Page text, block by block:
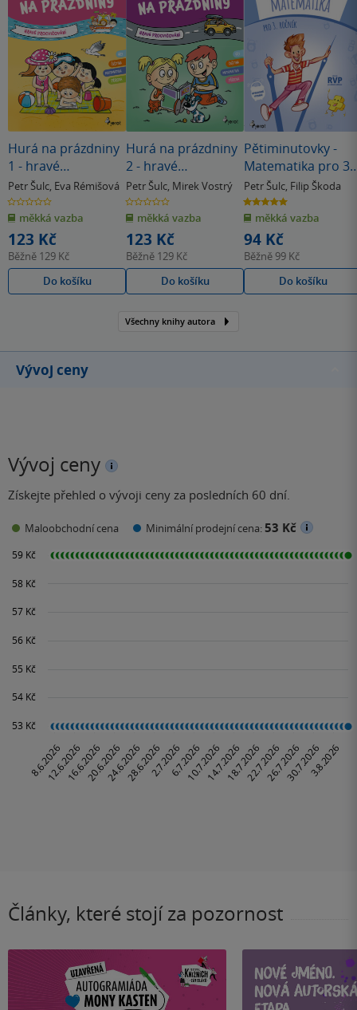
Hurá na prázdniny
1 - hravé
procvičování
Petr Šulc, Eva Rémišová
0.0
z
5
hvězdiček
měkká vazba
123 Kč
Běžně 129 Kč
Do košíku
Hurá na prázdniny
2 - hravé
procvičování
Petr Šulc, Mirek Vostrý
0.0
z
5
hvězdiček
měkká vazba
123 Kč
Běžně 129 Kč
Do košíku
Pětiminutovky -
Matematika pro 3.
ročník
Petr Šulc, Filip Škoda
5.0
z
5
hvězdiček
měkká vazba
94 Kč
Běžně 99 Kč
Do košíku
Všechny knihy autora
Vývoj ceny
Vývoj ceny
Získejte přehled o vývoji ceny za posledních 60 dní.
Maloobchodní cena Minimální prodejní cena:53 Kč
Články, které stojí za pozornost